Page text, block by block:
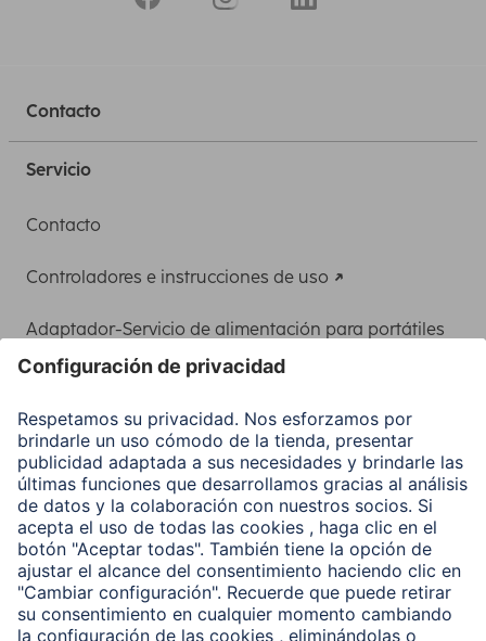
Contacto
Servicio
Contacto
Controladores e instrucciones de uso
Adaptador-Servicio de alimentación para portátiles
Clientes online
Conviértete en distribuidor
Compañía
Historia de la empresa